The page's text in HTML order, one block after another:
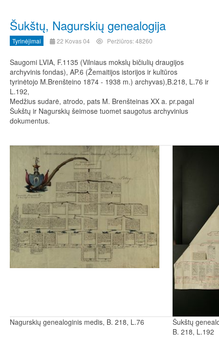
VARVARA
LADOMIRSKAJA
STANEVIČIUS
(PISARSKIJ)
Šukštų, Nagurskių genealogija
Tyrinėjimai 22 Kovas 04 Peržiūros: 48260
Saugomi LVIA, F.1135 (Vilniaus mokslų bičiulių draugijos
archyvinis fondas), AP.6 (Žemaitijos istorijos ir kultūros
tyrinėtojo M.Brenšteino 1874 - 1938 m.) archyvas),B.218, L.76 ir
L.192,
Medžius sudarė, atrodo, pats M. Brenšteinas XX a. pr.pagal
Šukštų ir Nagurskių šeimose tuomet saugotus archyvinius
dokumentus.
Nagurskių genealoginis medis, B. 218, L.76
Šukštų
B. 218, L.192